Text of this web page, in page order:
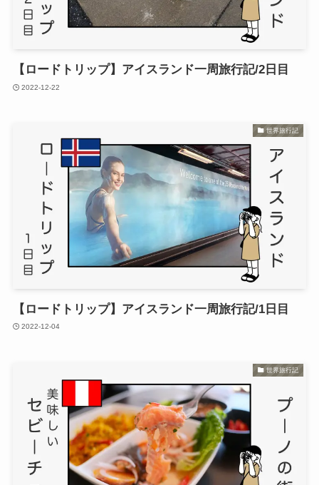
【ロードトリップ】アイスランド一周旅行記/2日目
2022-12-22
世界旅行記
【ロードトリップ】アイスランド一周旅行記/1日目
2022-12-04
世界旅行記